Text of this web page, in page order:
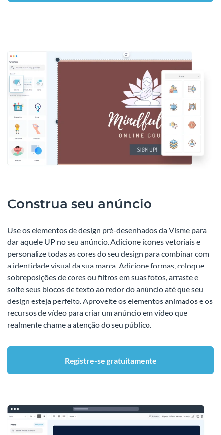
Construa seu anúncio
Use os elementos de design pré-desenhados da Visme para
dar aquele UP no seu anúncio. Adicione ícones vetoriais e
personalize todas as cores do seu design para combinar com
a identidade visual da sua marca. Adicione formas, coloque
sobreposições de cores ou filtros em suas fotos, arraste e
solte seus blocos de texto ao redor do anúncio até que seu
design esteja perfeito. Aproveite os elementos animados e os
recursos de vídeo para criar um anúncio em vídeo que
realmente chame a atenção do seu público.
Registre-se gratuitamente